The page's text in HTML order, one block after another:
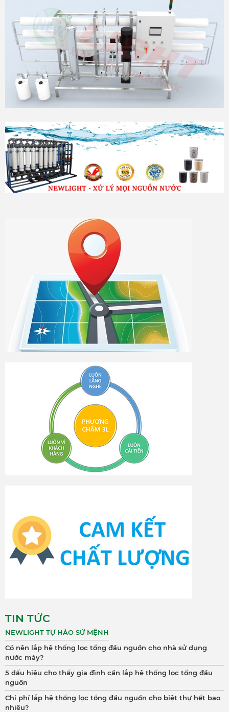
TIN TỨC
NEWLIGHT TỰ HÀO SỨ MỆNH
Có nên lắp hệ thống lọc tổng đầu nguồn cho nhà sử dụng
nước máy?
5 dấu hiệu cho thấy gia đình cần lắp hệ thống lọc tổng đầu
nguồn
Chi phí lắp hệ thống lọc tổng đầu nguồn cho biệt thự hết bao
nhiêu?